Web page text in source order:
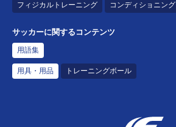
フィジカルトレーニング コンディショニング
サッカーに関するコンテンツ
用語集
用具・用品 トレーニングボール